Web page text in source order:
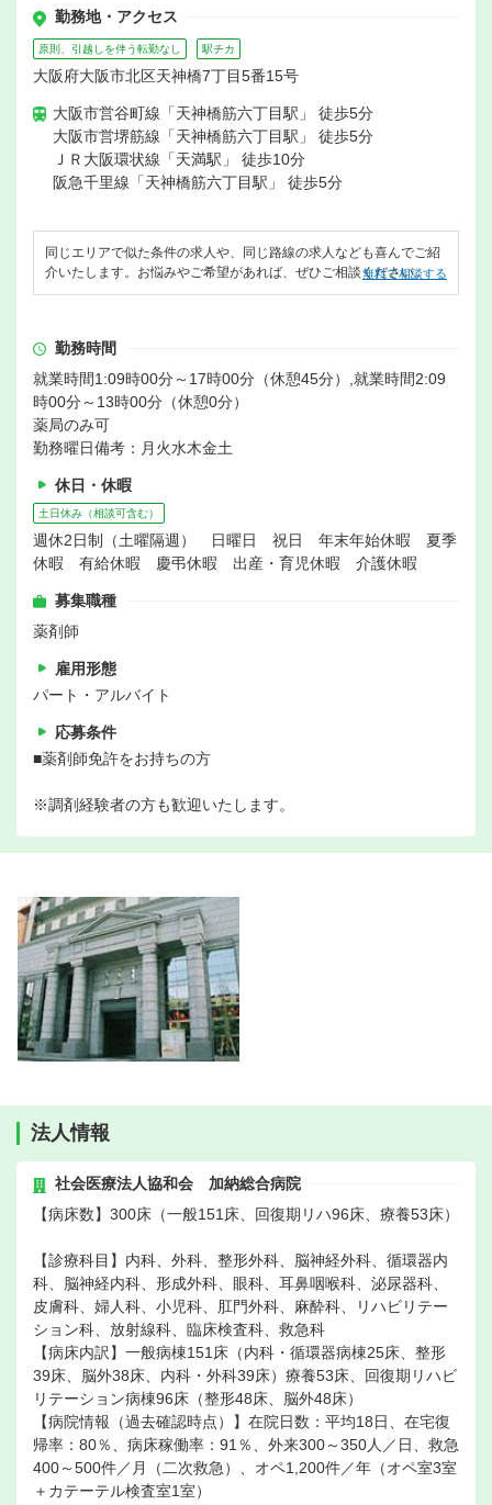
勤務地・アクセス
原則、引越しを伴う転勤なし 駅チカ
大阪府大阪市北区天神橋7丁目5番15号
大阪市営谷町線「天神橋筋六丁目駅」 徒歩5分
大阪市営堺筋線「天神橋筋六丁目駅」 徒歩5分
ＪＲ大阪環状線「天満駅」 徒歩10分
阪急千里線「天神橋筋六丁目駅」 徒歩5分
同じエリアで似た条件の求人や、同じ路線の求人なども喜んでご紹
介いたします。お悩みやご希望があれば、ぜひご相談ください。
無料で相談する
勤務時間
就業時間1:09時00分～17時00分（休憩45分）,就業時間2:09
時00分～13時00分（休憩0分）
薬局のみ可
勤務曜日備考：月火水木金土
休日・休暇
土日休み（相談可含む）
週休2日制（土曜隔週） 日曜日 祝日 年末年始休暇 夏季
休暇 有給休暇 慶弔休暇 出産・育児休暇 介護休暇
募集職種
薬剤師
雇用形態
パート・アルバイト
応募条件
■薬剤師免許をお持ちの方
※調剤経験者の方も歓迎いたします。
法人情報
社会医療法人協和会 加納総合病院
【病床数】300床（一般151床、回復期リハ96床、療養53床）
【診療科目】内科、外科、整形外科、脳神経外科、循環器内
科、脳神経内科、形成外科、眼科、耳鼻咽喉科、泌尿器科、
皮膚科、婦人科、小児科、肛門外科、麻酔科、リハビリテー
ション科、放射線科、臨床検査科、救急科
【病床内訳】一般病棟151床（内科・循環器病棟25床、整形
39床、脳外38床、内科・外科39床）療養53床、回復期リハビ
リテーション病棟96床（整形48床、脳外48床）
【病院情報（過去確認時点）】在院日数：平均18日、在宅復
帰率：80％、病床稼働率：91％、外来300～350人／日、救急
400～500件／月（二次救急）、オペ1,200件／年（オペ室3室
＋カテーテル検査室1室）